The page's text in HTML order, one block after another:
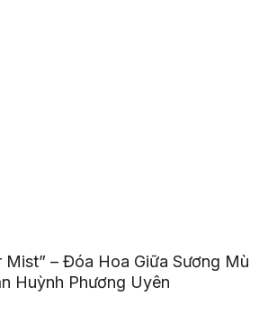
Mist” – Đóa Hoa Giữa Sương Mù
Huỳnh Phương Uyên